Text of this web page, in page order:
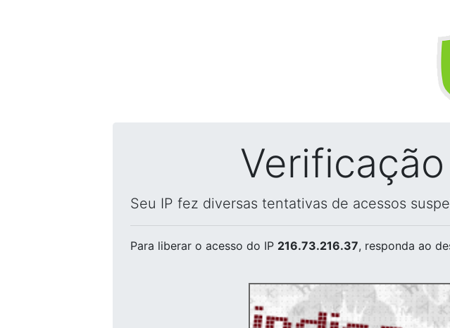
Seu IP fez diversas tentativas de acessos
Para liberar o acesso do IP 216.73.216.37, responda ao